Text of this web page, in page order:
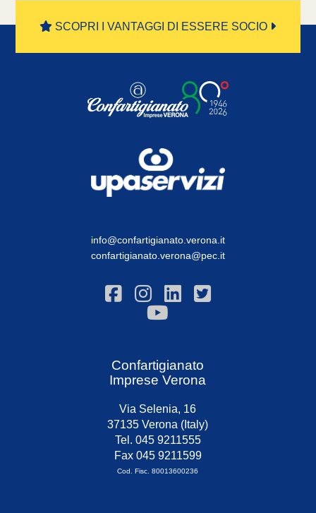
SCOPRI I VANTAGGI DI ESSERE SOCIO
info@confartigianato.verona.it
confartigianato.verona@pec.it
Confartigianato
Imprese Verona
Via Selenia, 16
37135 Verona (Italy)
Tel. 045 9211555
Fax 045 9211599
Cod. Fisc. 80013600236